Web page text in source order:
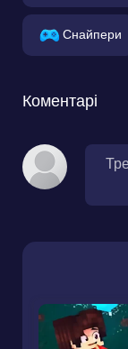
Снайпери
Коментарі